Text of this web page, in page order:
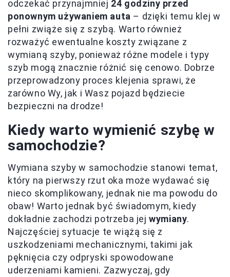
odczekać przynajmniej 24 godziny przed
ponownym używaniem auta – dzięki temu klej w
pełni zwiąże się z szybą. Warto również
rozważyć ewentualne koszty związane z
wymianą szyby, ponieważ różne modele i typy
szyb mogą znacznie różnić się cenowo. Dobrze
przeprowadzony proces klejenia sprawi, że
zarówno Wy, jak i Wasz pojazd będziecie
bezpieczni na drodze!
Kiedy warto wymienić szybę w
samochodzie?
Wymiana szyby w samochodzie stanowi temat,
który na pierwszy rzut oka może wydawać się
nieco skomplikowany, jednak nie ma powodu do
obaw! Warto jednak być świadomym, kiedy
dokładnie zachodzi potrzeba jejwymiany.
Najczęściej sytuacje te wiążą się z
uszkodzeniami mechanicznymi, takimi jak
pęknięcia czy odpryski spowodowane
uderzeniami kamieni. Zazwyczaj, gdy